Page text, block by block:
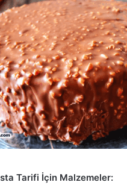
Tarifi İçin Malzemeler: